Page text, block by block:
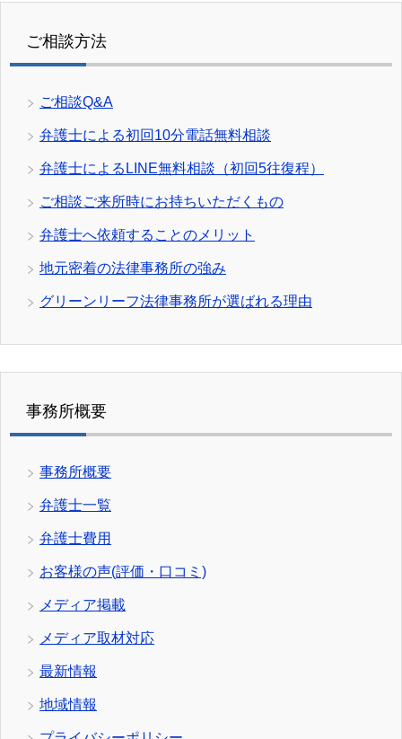
ご相談方法
ご相談Q&A
弁護士による初回10分電話無料相談
弁護士によるLINE無料相談（初回5往復程）
ご相談ご来所時にお持ちいただくもの
弁護士へ依頼することのメリット
地元密着の法律事務所の強み
グリーンリーフ法律事務所が選ばれる理由
事務所概要
事務所概要
弁護士一覧
弁護士費用
お客様の声(評価・口コミ)
メディア掲載
メディア取材対応
最新情報
地域情報